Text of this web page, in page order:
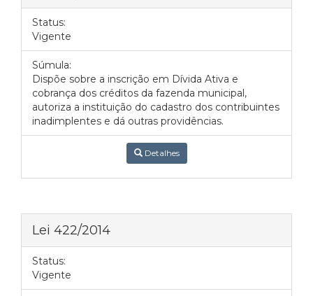
Status:
Vigente
Súmula:
Dispõe sobre a inscrição em Dívida Ativa e
cobrança dos créditos da fazenda municipal,
autoriza a instituição do cadastro dos contribuintes
inadimplentes e dá outras providências.
Detalhes
Lei 422/2014
Status:
Vigente